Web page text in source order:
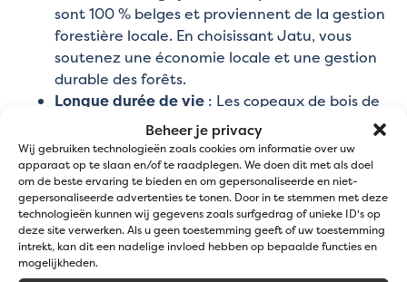
Beheer je privacy
Wij gebruiken technologieën zoals cookies om informatie over uw
apparaat op te slaan en/of te raadplegen. We doen dit met als doel
om de beste ervaring te bieden en om gepersonaliseerde en niet-
gepersonaliseerde advertenties te tonen. Door in te stemmen met deze
technologieën kunnen wij gegevens zoals surfgedrag of unieke ID's op
deze site verwerken. Als u geen toestemming geeft of uw toestemming
intrekt, kan dit een nadelige invloed hebben op bepaalde functies en
mogelijkheden.
sont 100 % belges et proviennent de la gestion
forestière locale. En choisissant Jatu, vous
soutenez une économie locale et une gestion
durable des forêts.
Longue durée de vie : Les copeaux de bois de
feuillus durent de 2 à 4 ans, tandis que notre
écorce de pin peut durer jusqu’à 6 ans. Cela en
fait une solution durable pour votre jardin.
Paillage écologique: En choisissant des
copeaux de bois, vous ne faites pas seulement
le choix esthétique, mais vous contribuez
également à un sol sain et à la préservation de
l’environnement.